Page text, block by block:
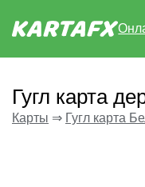
Гугл карта
Карты ⇒ Гугл карта